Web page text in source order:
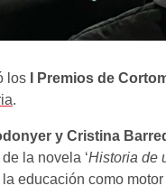
los I Premios de
.
y Cristina
la novela ‘Historia de
educación como